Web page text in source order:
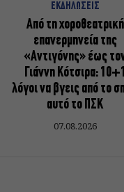
ΕΚΔΗΛΩΣΕΙΣ
Από τη χοροθεατρική
επανερμηνεία της
«Αντιγόνης» έως
Γιάννη Κότσιρα: 10+1
λόγοι να βγεις από το
αυτό το ΠΣΚ
07.08.2026